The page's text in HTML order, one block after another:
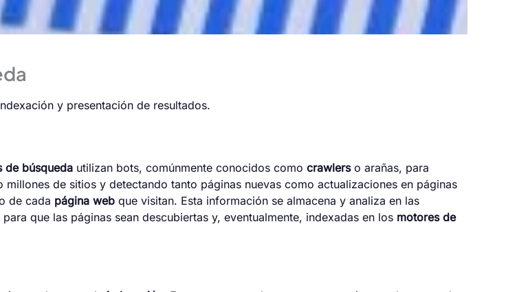
y presentación de resultados.
de búsqueda utilizan bots, comúnmente conocidos como crawlerso arañas, para
de sitios y detectando tanto páginas nuevas como actualizaciones en páginas
de cada página web que visitan. Esta información se almacena y analiza en las
que las páginas sean descubiertas y, eventualmente, indexadas en los motores de